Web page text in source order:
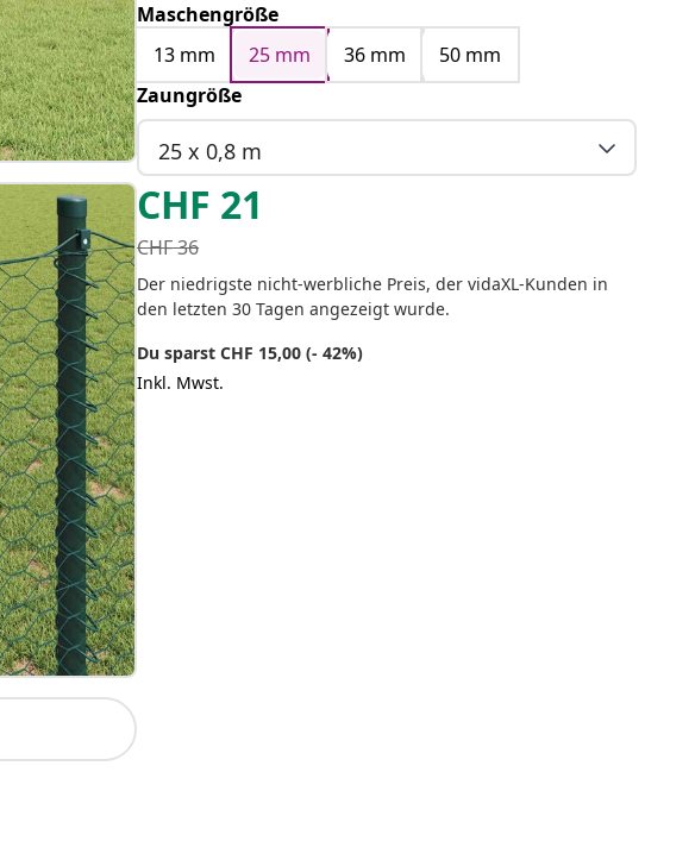
Maschengröße
13 mm
25 mm 36 mm
50 mm
Zaungröße
25 x 0,8 m
CHF 21
CHF36
Der niedrigste nicht-werbliche Preis, der vidaXL-Kunden in
den letzten 30 Tagen angezeigt wurde.
Du sparst CHF 15,00 (- 42%)
Inkl. Mwst.